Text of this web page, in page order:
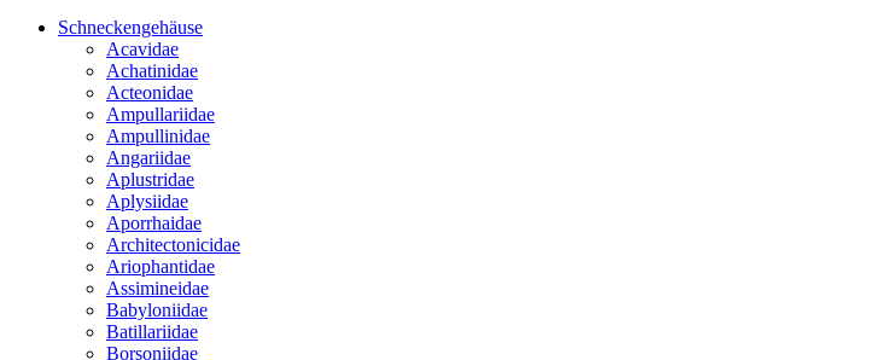
Schneckengehäuse
Acavidae
Achatinidae
Acteonidae
Ampullariidae
Ampullinidae
Angariidae
Aplustridae
Aplysiidae
Aporrhaidae
Architectonicidae
Ariophantidae
Assimineidae
Babyloniidae
Batillariidae
Borsoniidae